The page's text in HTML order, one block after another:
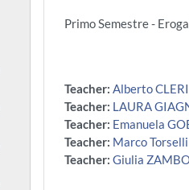
Primo Semestre -
Teacher: Alberto
Teacher: LAURA
Teacher: Emanuela
Teacher: Marco Torselli
Teacher: Giulia